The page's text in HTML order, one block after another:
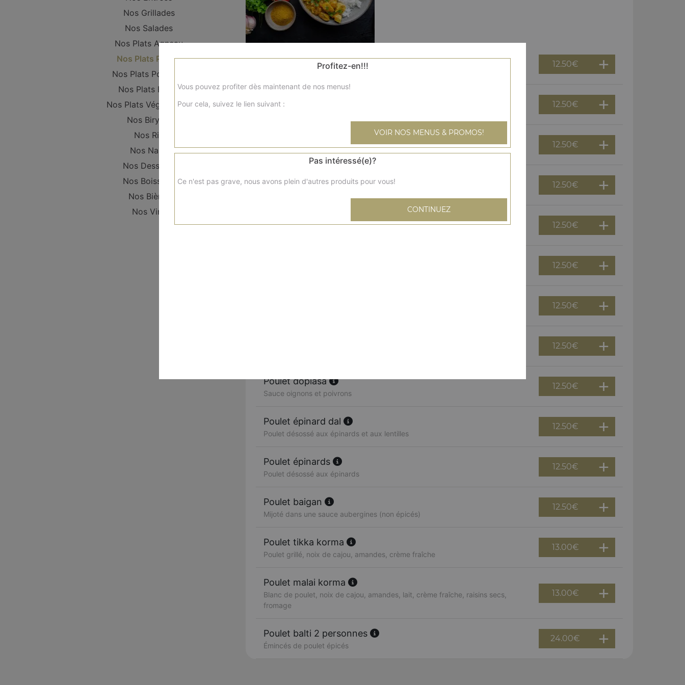
Nos Grillades
Nos Salades
Nos Plats Agneau
Nos Plats Poulet
Nos Plats Poissons
Nos Plats Boeuf
Nos Plats Végétariens
Nos Biryani
Nos Riz
Nos Naan
Nos Desserts
Nos Boissons
Nos Bières
Nos Vins
Butter chicken
Poulet grillé, beurre, crème fraîche et noix de cajou (non épicés)
12.50€
Poulet dal 12.50€
Mijoté dans une sauce à base d'amandes et crème (non épicés)
12.50€
Poulet vindaloo 12.50€
12.50€
12.50€
12.50€
12.50€
Poulet dopiasa
Sauce oignons et poivrons
12.50€
Poulet épinard dal
Poulet désossé aux épinards et aux lentilles
12.50€
Poulet épinards
Poulet désossé aux épinards
12.50€
Poulet baigan
Mijoté dans une sauce aubergines (non épicés)
12.50€
Poulet tikka korma
Poulet grillé, noix de cajou, amandes, crème fraîche
13.00€
Poulet malai korma
Blanc de poulet, noix de cajou, amandes, lait, crème fraîche, raisins secs,
fromage
13.00€
Poulet balti 2 personnes
Émincés de poulet épicés
24.00€
Profitez-en!!!
Vous pouvez profiter dès maintenant de nos menus!
Pour cela, suivez le lien suivant :
VOIR NOS MENUS & PROMOS!
Pas intéressé(e)?
Ce n'est pas grave, nous avons plein d'autres produits pour vous!
CONTINUEZ